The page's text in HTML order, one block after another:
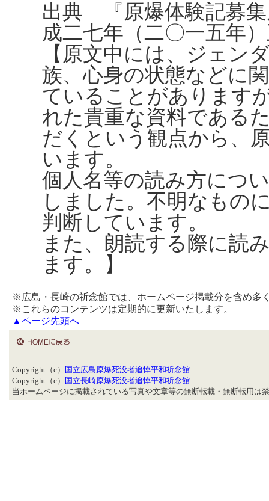
出典 『原爆体験記募
成二七年（二〇一五年
【原文中には、ジェン
族、心身の状態などに
ていることがあります
れた貴重な資料である
だくという観点から、
います。
個人名等の読み方につ
しました。不明なもの
判断しています。
また、朗読する際に読
ます。】
※広島・長崎の祈念館では、ホームページ掲載分を含め多
※これらのコンテンツは定期的に更新いたします。
▲ページ先頭へ
Copyright（c）
国立広島原爆死没者追悼平和祈念館
Copyright（c）
国立長崎原爆死没者追悼平和祈念館
当ホームページに掲載されている写真や文章等の無断転載・無断転用は